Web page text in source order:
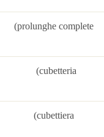
complete
(cubetteria
(cubettiera